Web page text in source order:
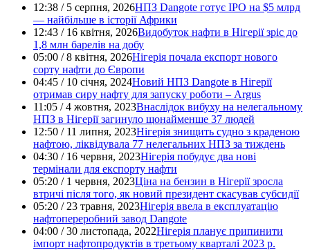
12:38 / 5 серпня, 2026НПЗ Dangote готує IPO на $5 млрд
— найбільше в історії Африки
12:43 / 16 квітня, 2026Видобуток нафти в Нігерії зріс до
1,8 млн барелів на добу
05:00 / 8 квітня, 2026Нігерія почала експорт нового
сорту нафти до Європи
04:45 / 10 січня, 2024Новий НПЗ Dangote в Нігерії
отримав сиру нафту для запуску роботи – Argus
11:05 / 4 жовтня, 2023Внаслідок вибуху на нелегальному
НПЗ в Нігерії загинуло щонайменше 37 людей
12:50 / 11 липня, 2023Нігерія знищить судно з краденою
нафтою, ліквідувала 77 нелегальних НПЗ за тиждень
04:30 / 16 червня, 2023Нігерія побудує два нові
термінали для експорту нафти
05:20 / 1 червня, 2023Ціна на бензин в Нігерії зросла
втричі після того, як новий президент скасував субсидії
05:20 / 23 травня, 2023Нігерія ввела в експлуатацію
нафтопереробний завод Dangote
04:00 / 30 листопада, 2022Нігерія планує припинити
імпорт нафтопродуктів в третьому кварталі 2023 р.